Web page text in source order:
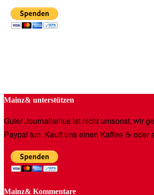
Mainz& unterstützen
Guter Journalismus ist nicht umsonst, wir
Paypal tun. Kauft uns einen Kaffee ☕️
Mainz& Kommentare